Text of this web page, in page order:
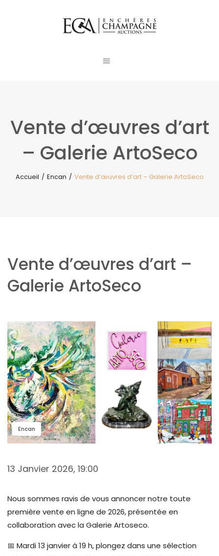
Vente d’œuvres d’art
– Galerie ArtoSeco
Accueil / Encan / Vente d’œuvres d’art – Galerie ArtoSeco
Vente d’œuvres d’art –
Galerie ArtoSeco
Encan
13 Janvier 2026, 19:00
Nous sommes ravis de vous annoncer notre toute
première vente en ligne de 2026, présentée en
collaboration avec la Galerie Artoseco.
📅 Mardi 13 janvier à 19 h, plongez dans une sélection